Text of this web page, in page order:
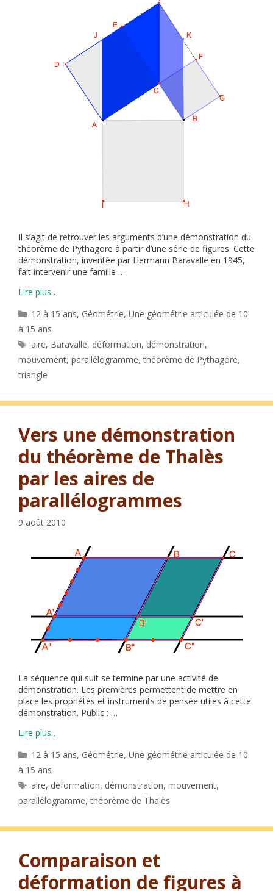
Il s’agit de retrouver les arguments d’une démonstration du
théorème de Pythagore à partir d’une série de figures. Cette
démonstration, inventée par Hermann Baravalle en 1945,
fait intervenir une famille …
Lire plus…
Catégories
12 à 15 ans, Géométrie,Une géométrie articulée de 10
à 15 ans
Étiquettes
aire, Baravalle, déformation, démonstration,
mouvement, parallélogramme,théorème de Pythagore,
triangle
Vers une démonstration
du théorème de Thalès
par les aires de
parallélogrammes
9 août 2010
La séquence qui suit se termine par une activité de
démonstration. Les premières permettent de mettre en
place les propriétés et instruments de pensée utiles à cette
démonstration. Public : …
Lire plus…
Catégories
12 à 15 ans, Géométrie,Une géométrie articulée de 10
à 15 ans
Étiquettes
aire, déformation, démonstration,mouvement,
parallélogramme,théorème de Thalès
Comparaison et
déformation de figures à